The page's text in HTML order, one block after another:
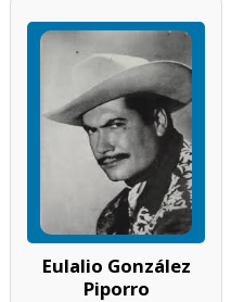
Eulalio González
Piporro